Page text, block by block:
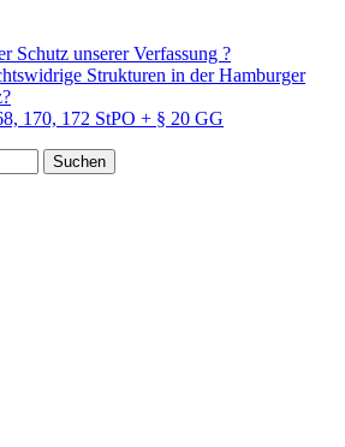
Schutz unserer Verfassung ?
Strukturen in der Hamburger
170, 172 StPO + § 20 GG